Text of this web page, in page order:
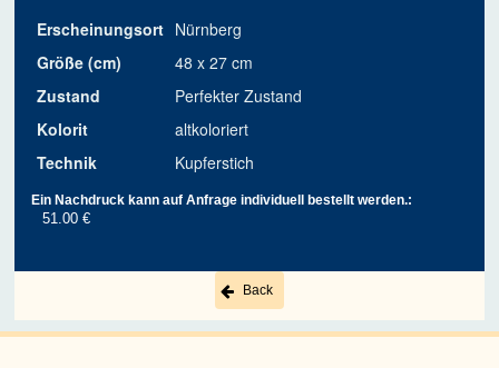
Erscheinungsort Nürnberg
Größe (cm)
48 x 27 cm
Zustand
Perfekter Zustand
Kolorit
altkoloriert
Technik
Kupferstich
Ein Nachdruck kann auf Anfrage individuell bestellt werden.:
51.00 €
Back